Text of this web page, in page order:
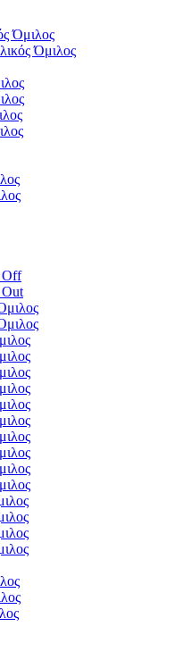
Όμιλος
Όμιλος
Off